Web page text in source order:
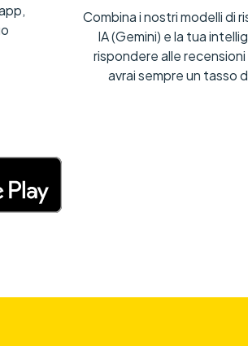
Combina i nostri modelli di
IA (Gemini) e la tua
rispondere alle
avrai sempre un tasso